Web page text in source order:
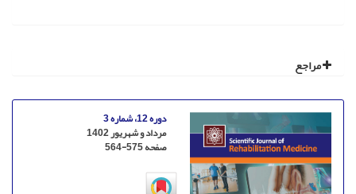
مراجع
دوره 12، شماره 3
مرداد و شهریور 1402
صفحه564-575